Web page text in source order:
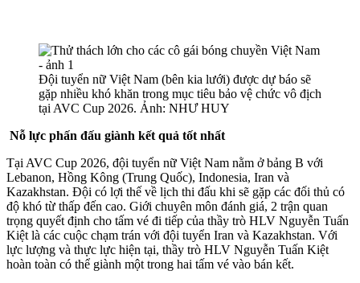
Đội tuyển nữ Việt Nam (bên kia lưới) được dự báo sẽ
gặp nhiều khó khăn trong mục tiêu bảo vệ chức vô địch
tại AVC Cup 2026. Ảnh: NHƯ HUY
Nỗ lực phấn đấu giành kết quả tốt nhất
Tại AVC Cup 2026, đội tuyển nữ Việt Nam nằm ở bảng B với
Lebanon, Hồng Kông (Trung Quốc), Indonesia, Iran và
Kazakhstan. Đội có lợi thế về lịch thi đấu khi sẽ gặp các đối thủ có
độ khó từ thấp đến cao. Giới chuyên môn đánh giá, 2 trận quan
trọng quyết định cho tấm vé đi tiếp của thầy trò HLV Nguyễn Tuấn
Kiệt là các cuộc chạm trán với đội tuyển Iran và Kazakhstan. Với
lực lượng và thực lực hiện tại, thầy trò HLV Nguyễn Tuấn Kiệt
hoàn toàn có thể giành một trong hai tấm vé vào bán kết.